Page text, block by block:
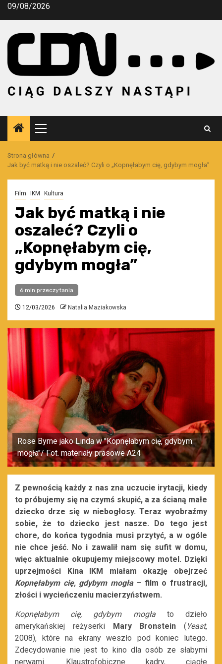
Przejdź
09/08/2026
Menu
główne
Strona główna
Jak być matką i nie oszaleć? Czyli o „Kopnęłabym cię, gdybym mogła”
Film IKM Kultura
Jak być matką i nie
oszaleć? Czyli o
„Kopnęłabym cię,
gdybym mogła”
6 min przeczytania
12/03/2026 Natalia Maziakowska
Rose Byrne jako Linda w "Kopnęłabym cię, gdybym
mogła"/ Fot. materiały prasowe A24
Z pewnością każdy z nas zna uczucie irytacji, kiedy
to próbujemy się na czymś skupić, a za ścianą małe
dziecko drze się w niebogłosy. Teraz wyobraźmy
sobie, że to dziecko jest nasze. Do tego jest
chore, do końca tygodnia musi przytyć, a w ogóle
nie chce jeść. No i zawalił nam się sufit w domu,
więc aktualnie okupujemy miejscowy motel. Dzięki
uprzejmości Kina IKM miałam okazję obejrzeć
Kopnęłabym cię, gdybym mogła – film o frustracji,
złości i wycieńczeniu macierzyństwem.
Kopnęłabym cię, gdybym mogła to dzieło
amerykańskiej reżyserki Mary Bronstein (Yeast,
2008), które na ekrany weszło pod koniec lutego.
Zdecydowanie nie jest to kino dla osób ze słabymi
nerwami. Klaustrofobiczne kadry, ciągłe